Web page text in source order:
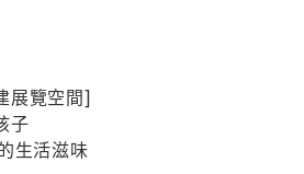
展覽空間]
子
生活滋味